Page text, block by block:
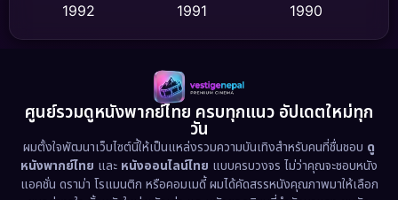
Detective สืบสวน (75)
Disaster (13)
Disney+ (5)
Documentary สารคดี (93)
1992
1991
1990
1989
1988
1986
1983
1978
1974
1962
ศูนย์รวมดูหนังพากย์ไทย ครบทุกแนว อัปเดตใหม่ทุก
วัน
ผมตั้งใจพัฒนาเว็บไซต์นี้ให้เป็นแหล่งรวมความบันเทิงสำหรับคนที่ชื่นชอบ ดู
หนังพากย์ไทย และ หนังออนไลน์ไทย แบบครบวงจร ไม่ว่าคุณจะชอบหนัง
แอคชั่น ดราม่า โรแมนติก หรือคอมเมดี้ ผมได้คัดสรรหนังคุณภาพมาให้เลือก